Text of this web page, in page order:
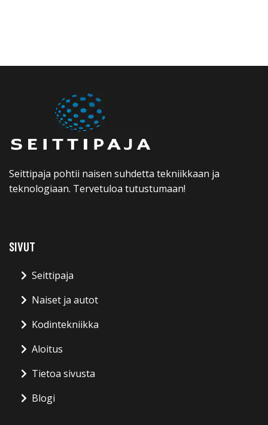
Seittipaja pohtii naisen suhdetta tekniikkaan ja
teknologiaan. Tervetuloa tutustumaan!
SIVUT
Seittipaja
Naiset ja autot
Kodintekniikka
Aloitus
Tietoa sivusta
Blogi